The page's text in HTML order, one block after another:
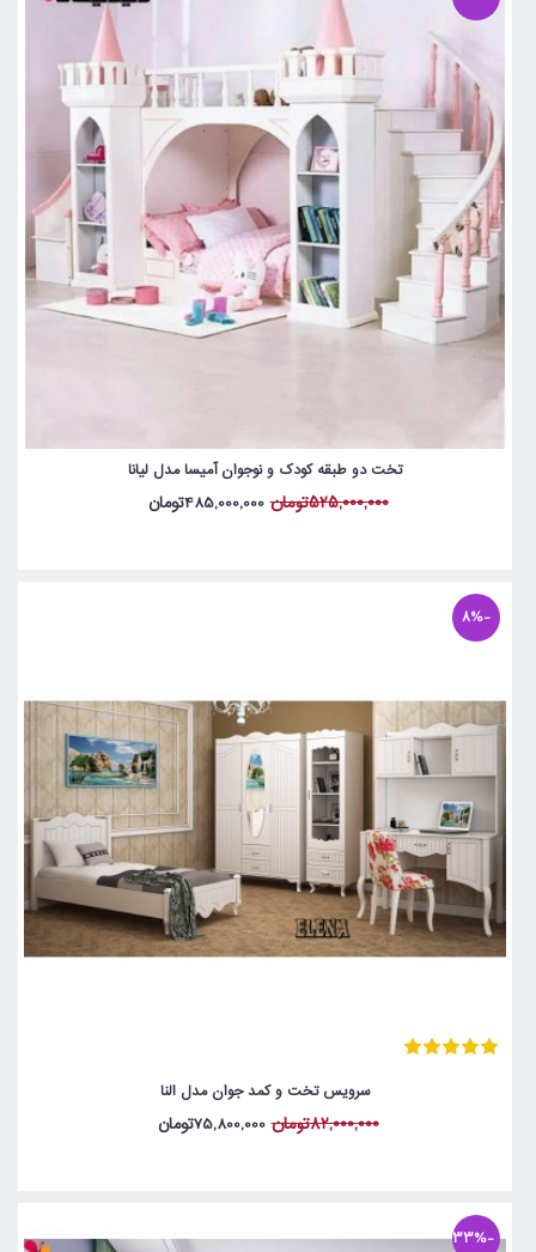
تخت دو طبقه کودک و نوجوان آمیسا مدل لیانا
525,000,000تومان 485,000,000تومان
-8%
سرویس تخت و کمد جوان مدل النا
82,000,000تومان 75,800,000تومان
-33%